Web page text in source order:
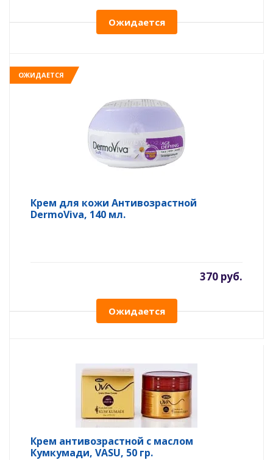
Ожидается
ОЖИДАЕТСЯ
Крем для кожи Антивозрастной
DermoViva, 140 мл.
370 руб.
Ожидается
Крем антивозрастной с маслом
Кумкумади, VASU, 50 гр.